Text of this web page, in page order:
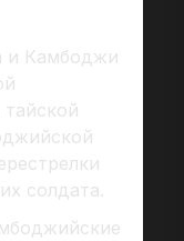
и Камбоджи
солдата.